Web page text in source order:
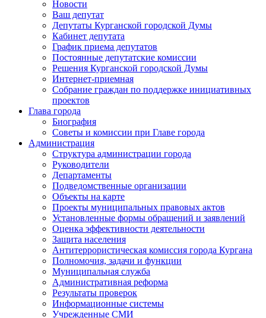
Новости
Ваш депутат
Депутаты Курганской городской Думы
Кабинет депутата
График приема депутатов
Постоянные депутатские комиссии
Решения Курганской городской Думы
Интернет-приемная
Собрание граждан по поддержке инициативных
проектов
Глава города
Биография
Советы и комиссии при Главе города
Администрация
Структура администрации города
Руководители
Департаменты
Подведомственные организации
Объекты на карте
Проекты муниципальных правовых актов
Установленные формы обращений и заявлений
Оценка эффективности деятельности
Защита населения
Антитеррористическая комиссия города Кургана
Полномочия, задачи и функции
Муниципальная служба
Административная реформа
Результаты проверок
Информационные системы
Учрежденные СМИ